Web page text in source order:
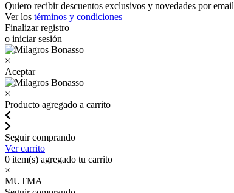
Quiero recibir descuentos exclusivos y novedades por email
Ver los términos y condiciones
Finalizar registro
o iniciar sesión
×
Aceptar
×
Producto agregado a carrito
Seguir comprando
Ver carrito
0 item(s) agregado tu carrito
×
MUTMA